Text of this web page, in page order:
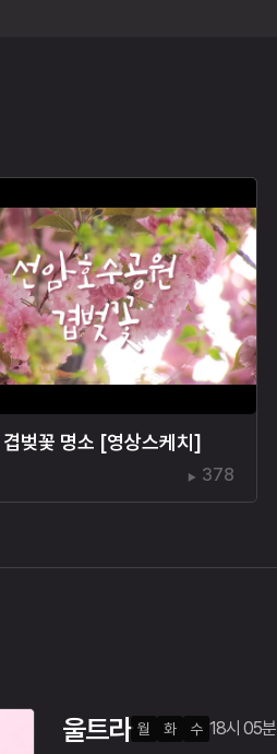
벚꽃 명소 [영상스케치]
378
울트라 월 화 수 18시 05분
목 21시 00분
목 18시 05분